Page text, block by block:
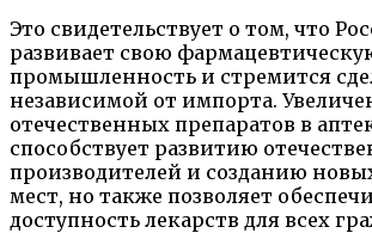
Это свидетельствует о том, что
развивает свою
промышленность и стремится
независимой от импорта.
отечественных препаратов в
способствует развитию
производителей и созданию
мест, но также позволяет
доступность лекарств для всех